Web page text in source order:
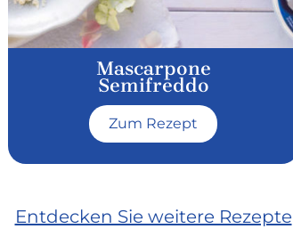
Mascarpone
Semifreddo
Zum Rezept
Entdecken Sie weitere Rezepte